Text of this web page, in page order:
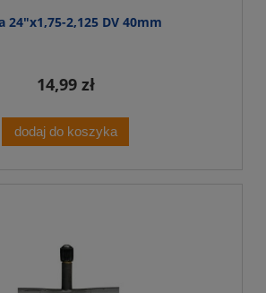
24"x1,75-2,125 DV 40mm
14,99 zł
dodaj do koszyka